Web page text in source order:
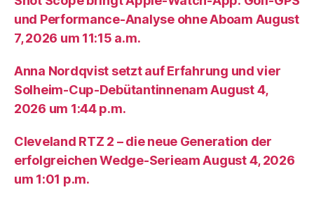
und Performance-Analyse ohne Aboam August
7, 2026 um 11:15 a.m.
Anna Nordqvist setzt auf Erfahrung und vier
Solheim-Cup-Debütantinnenam August 4,
2026 um 1:44 p.m.
Cleveland RTZ 2 – die neue Generation der
erfolgreichen Wedge-Serieam August 4, 2026
um 1:01 p.m.